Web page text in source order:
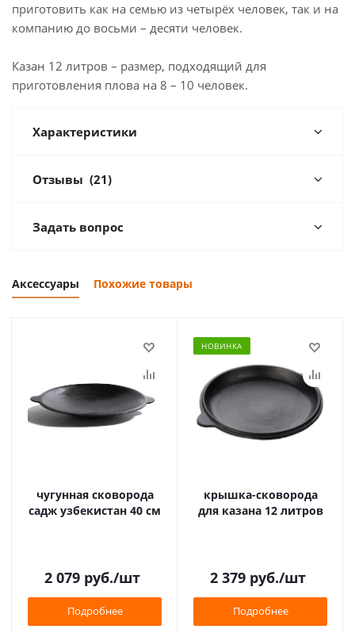
приготовить как на семью из четырёх человек, так и на
компанию до восьми – десяти человек.
Казан 12 литров – размер, подходящий для
приготовления плова на 8 – 10 человек.
Характеристики
Отзывы (21)
Задать вопрос
Аксессуары Похожие товары
чугунная сковорода
садж узбекистан 40 см
2 079руб./шт
Подробнее
НОВИНКА
крышка-сковорода
для казана 12 литров
2 379руб./шт
Подробнее